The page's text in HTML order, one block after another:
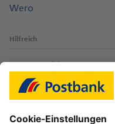
Wero
Hilfreich
Login-Probleme
Karte sperren
Kontakt